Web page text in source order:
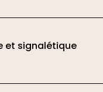
et signalétique